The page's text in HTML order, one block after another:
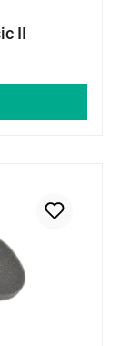
II